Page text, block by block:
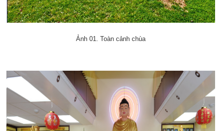
Ảnh 01. Toàn cảnh chùa